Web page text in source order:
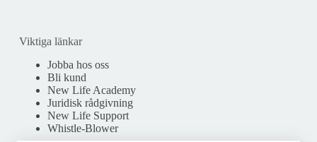
Viktiga länkar
Jobba hos oss
Bli kund
New Life Academy
Juridisk rådgivning
New Life Support
Whistle-Blower